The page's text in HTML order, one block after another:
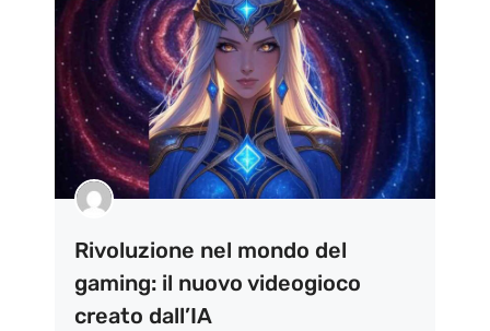
Rivoluzione nel mondo del
gaming: il nuovo videogioco
creato dall’IA